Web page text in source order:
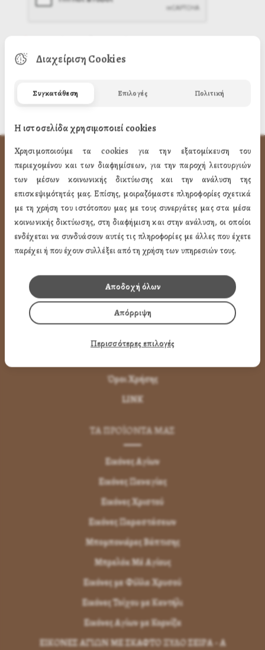
ΧΡΗΣΙΜA LINK
Προφίλ
Ποιότητα
Επικοινωνία
Πως Μπορώ να παραγγείλω
Πως Μπορώ να Πληρώσω
Μεταφορικά & Αντικαταβολή
Όροι Χρήσης
LINK
ΤΑ ΠΡΟΪΟΝΤΑ ΜΑΣ
Εικόνες Αγίων
Εικόνες Παναγίας
Εικόνες Χριστού
Εικόνες Παραστάσεων
Μπομπονιέρες Βάπτισης
Μπρελόκ Μέ Αγίους
Εικόνες με Φύλλα Χρυσού
Εικόνες Τοίχου με Καντήλι
Εικόνες Αγίων με Κορνίζα
ΕΙΚΟΝΕΣ ΑΓΙΩΝ ΜΕ ΣΚΑΦΤΟ ΞΥΛΟ ΣΕΙΡΑ - Α
Διαχείριση Cookies
Συγκατάθεση Επιλογές Πολιτική
Η ιστοσελίδα χρησιμοποιεί cookies
Χρησιμοποιούμε τα cookies για την εξατομίκευση του
περιεχομένου και των διαφημίσεων, για την παροχή λειτουργιών
των μέσων κοινωνικής δικτύωσης και την ανάλυση της
επισκεψιμότητάς μας. Επίσης, μοιραζόμαστε πληροφορίες σχετικά
με τη χρήση του ιστότοπου μας με τους συνεργάτες μας στα μέσα
κοινωνικής δικτύωσης, στη διαφήμιση και στην ανάλυση, οι οποίοι
ενδέχεται να συνδυάσουν αυτές τις πληροφορίες με άλλες που έχετε
παρέχει ή που έχουν συλλέξει από τη χρήση των υπηρεσιών τους.
Απόρριψη
Αποδοχή όλων
Περισσότερες επιλογές